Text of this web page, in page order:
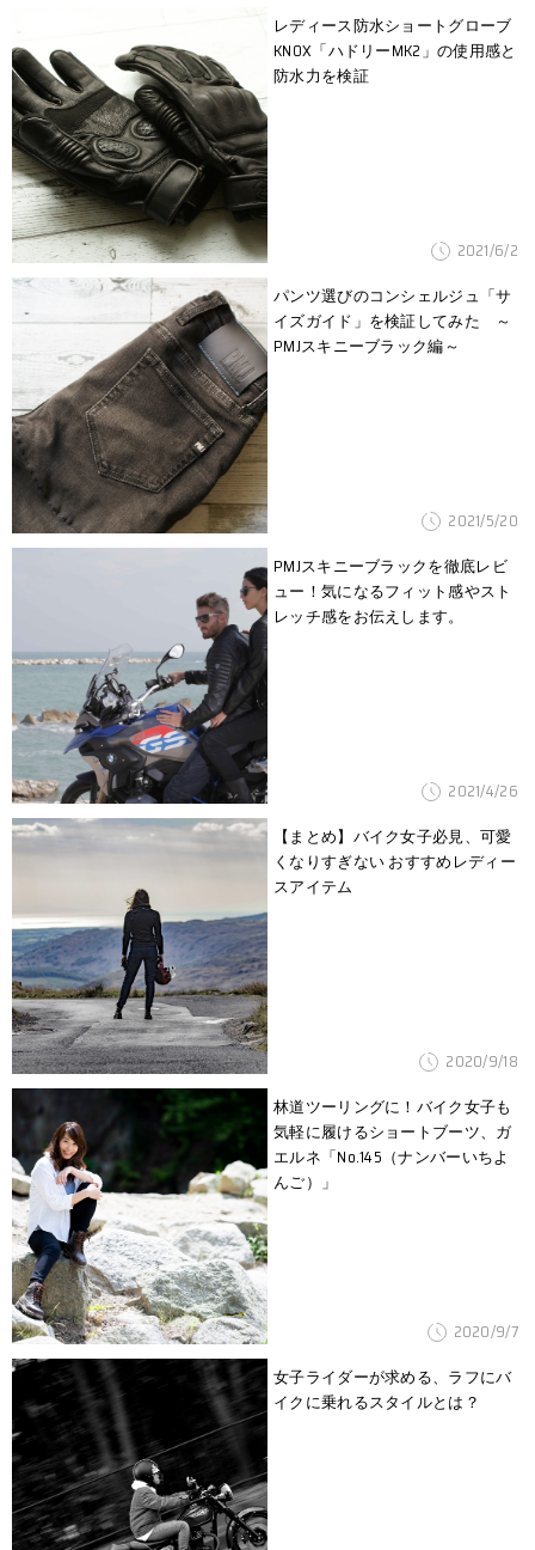
レディース防水ショートグローブ
KNOX「ハドリーMK2」の使用感と
防水力を検証
2021/6/2
パンツ選びのコンシェルジュ「サ
イズガイド」を検証してみた ～
PMJスキニーブラック編～
2021/5/20
PMJスキニーブラックを徹底レビ
ュー！気になるフィット感やスト
レッチ感をお伝えします。
2021/4/26
【まとめ】バイク女子必見、可愛
くなりすぎない おすすめレディー
スアイテム
2020/9/18
林道ツーリングに！バイク女子も
気軽に履けるショートブーツ、ガ
エルネ「No.145（ナンバーいちよ
んご）」
2020/9/7
女子ライダーが求める、ラフにバ
イクに乗れるスタイルとは？